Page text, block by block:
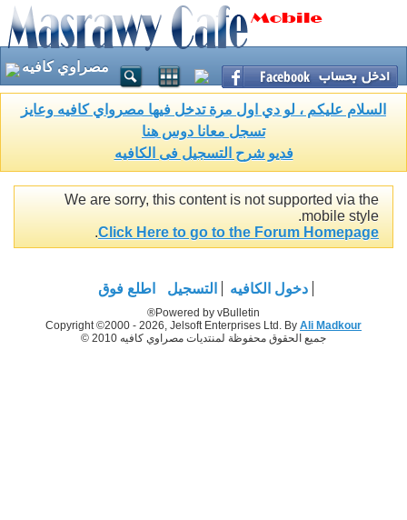
مصراوي كافيه
السلام عليكم ، لو دي اول مرة تدخل فيها مصرواي كافيه وعايز
تسجل معانا دوس هنا
فديو شرح التسجيل فى الكافيه
We are sorry, this content is not supported via the
mobile style.
Click Here to go to the Forum Homepage
.
دخول الكافيه التسجيل اطلع فوق
Powered by vBulletin®
Copyright ©2000 - 2026, Jelsoft Enterprises Ltd. By Ali Madkour
جميع الحقوق محفوظة لمنتديات مصراوي كافيه 2010 ©